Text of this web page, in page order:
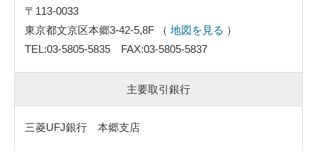
〒113-0033
東京都文京区本郷3-42-5,8F （ 地図を見る ）
TEL:03-5805-5835 FAX:03-5805-5837
主要取引銀行
三菱UFJ銀行 本郷支店